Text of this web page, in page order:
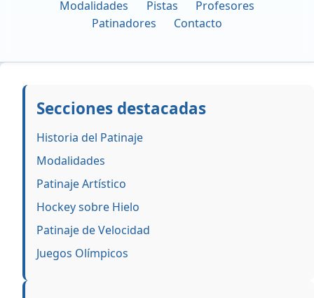
Modalidades Pistas
Profesores
Patinadores
Contacto
Secciones destacadas
Historia del Patinaje
Modalidades
Patinaje Artístico
Hockey sobre Hielo
Patinaje de Velocidad
Juegos Olímpicos